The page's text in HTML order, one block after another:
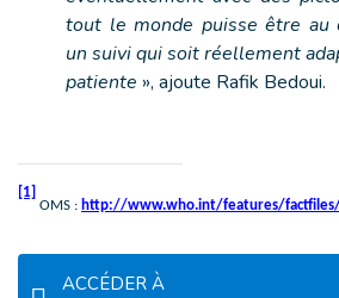
tout le monde puisse être au
un suivi qui soit réellement
patiente », ajoute Rafik Bedoui.
[1]
OMS : http://www.who.int/features/
ACCÉDER À